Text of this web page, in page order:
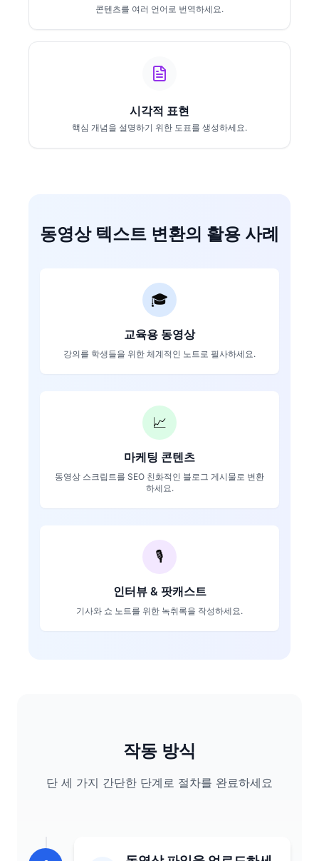
콘텐츠를 여러 언어로 번역하세요.
시각적 표현
핵심 개념을 설명하기 위한 도표를 생성하세요.
동영상 텍스트 변환의 활용 사례
🎓
교육용 동영상
강의를 학생들을 위한 체계적인 노트로 필사하세요.
📈
마케팅 콘텐츠
동영상 스크립트를 SEO 친화적인 블로그 게시물로 변환
하세요.
🎙️
인터뷰 & 팟캐스트
기사와 쇼 노트를 위한 녹취록을 작성하세요.
작동 방식
단 세 가지 간단한 단계로 절차를 완료하세요